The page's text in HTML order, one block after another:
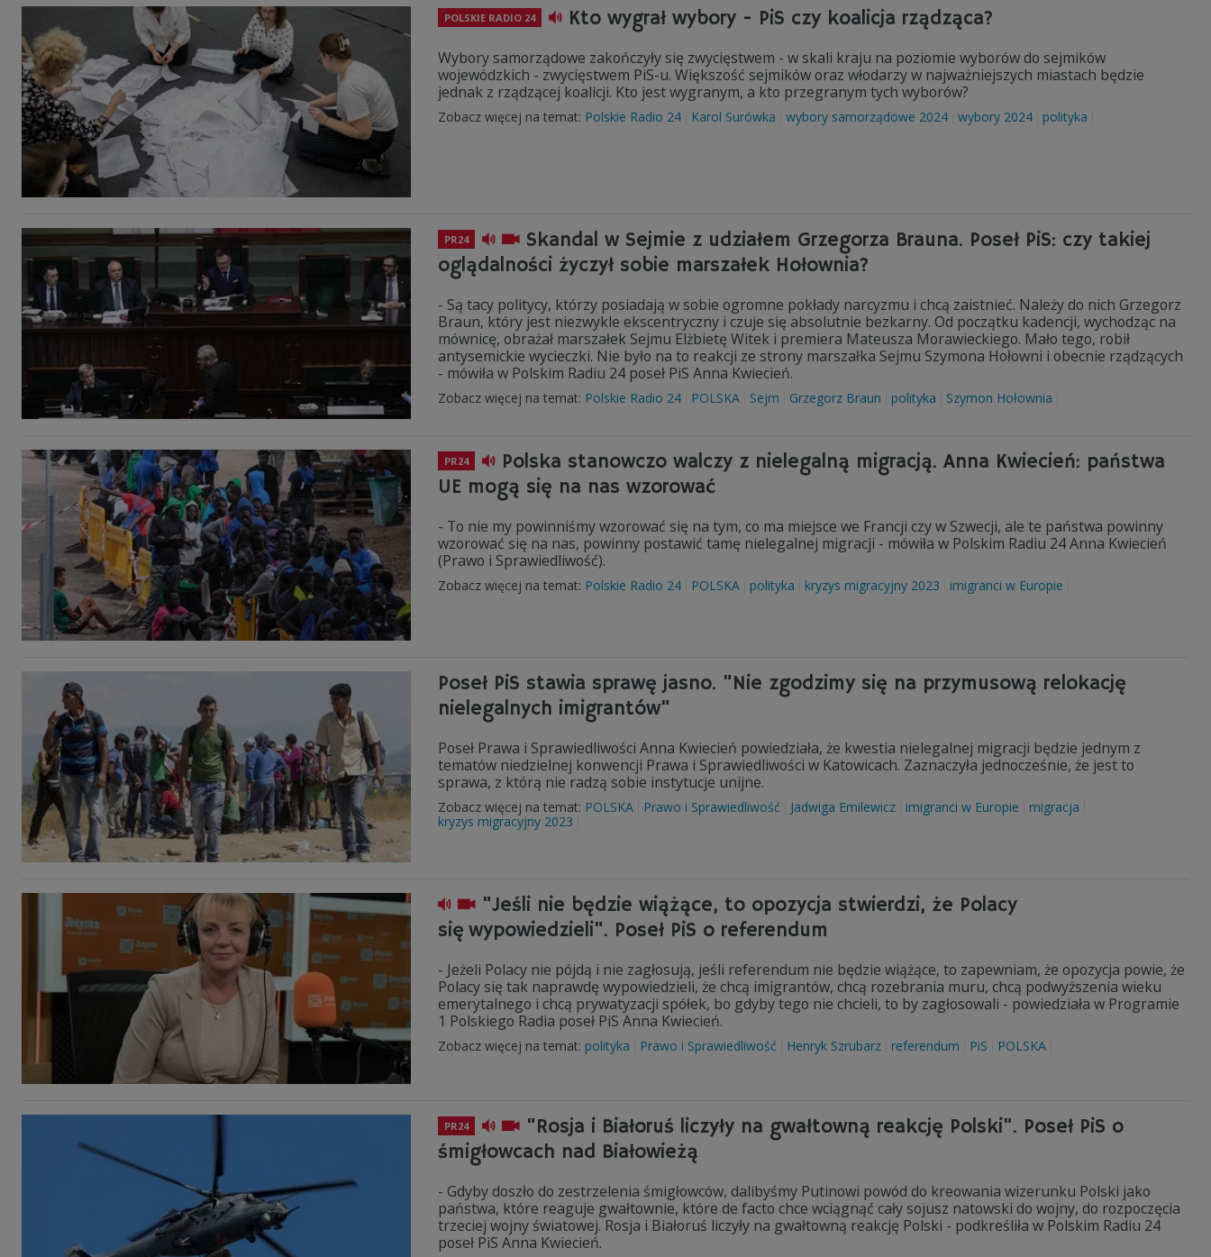
POLSKIE RADIO 24 Kto wygrał wybory - PiS czy koalicja rządząca?
Wybory samorządowe zakończyły się zwycięstwem - w skali kraju na poziomie wyborów do sejmików
wojewódzkich - zwycięstwem PiS-u. Większość sejmików oraz włodarzy w najważniejszych miastach będzie
jednak z rządzącej koalicji. Kto jest wygranym, a kto przegranym tych wyborów?
Zobacz więcej na temat: Polskie Radio 24 Karol Surówka wybory samorządowe 2024 wybory 2024 polityka
PR24
Skandal w Sejmie z udziałem Grzegorza Brauna. Poseł PiS: czy takiej
oglądalności życzył sobie marszałek Hołownia?
- Są tacy politycy, którzy posiadają w sobie ogromne pokłady narcyzmu i chcą zaistnieć. Należy do nich Grzegorz
Braun, który jest niezwykle ekscentryczny i czuje się absolutnie bezkarny. Od początku kadencji, wychodząc na
mównicę, obrażał marszałek Sejmu Elżbietę Witek i premiera Mateusza Morawieckiego. Mało tego, robił
antysemickie wycieczki. Nie było na to reakcji ze strony marszałka Sejmu Szymona Hołowni i obecnie rządzących
- mówiła w Polskim Radiu 24 poseł PiS Anna Kwiecień.
Zobacz więcej na temat: Polskie Radio 24 POLSKA Sejm Grzegorz Braun polityka Szymon Hołownia
PR24
Polska stanowczo walczy z nielegalną migracją. Anna Kwiecień: państwa
UE mogą się na nas wzorować
- To nie my powinniśmy wzorować się na tym, co ma miejsce we Francji czy w Szwecji, ale te państwa powinny
wzorować się na nas, powinny postawić tamę nielegalnej migracji - mówiła w Polskim Radiu 24 Anna Kwiecień
(Prawo i Sprawiedliwość).
Zobacz więcej na temat: Polskie Radio 24 POLSKA polityka kryzys migracyjny 2023 imigranci w Europie
Poseł PiS stawia sprawę jasno. "Nie zgodzimy się na przymusową relokację
nielegalnych imigrantów"
Poseł Prawa i Sprawiedliwości Anna Kwiecień powiedziała, że kwestia nielegalnej migracji będzie jednym z
tematów niedzielnej konwencji Prawa i Sprawiedliwości w Katowicach. Zaznaczyła jednocześnie, że jest to
sprawa, z którą nie radzą sobie instytucje unijne.
Zobacz więcej na temat: POLSKA Prawo i Sprawiedliwość Jadwiga Emilewicz imigranci w Europie
migracja
kryzys migracyjny 2023
"Jeśli nie będzie wiążące, to opozycja stwierdzi, że Polacy
się wypowiedzieli". Poseł PiS o referendum
- Jeżeli Polacy nie pójdą i nie zagłosują, jeśli referendum nie będzie wiążące, to zapewniam, że opozycja powie, że
Polacy się tak naprawdę wypowiedzieli, że chcą imigrantów, chcą rozebrania muru, chcą podwyższenia wieku
emerytalnego i chcą prywatyzacji spółek, bo gdyby tego nie chcieli, to by zagłosowali - powiedziała w Programie
1 Polskiego Radia poseł PiS Anna Kwiecień.
Zobacz więcej na temat: polityka Prawo i Sprawiedliwość Henryk Szrubarz referendum PiS POLSKA
PR24
"Rosja i Białoruś liczyły na gwałtowną reakcję Polski". Poseł PiS o
śmigłowcach nad Białowieżą
- Gdyby doszło do zestrzelenia śmigłowców, dalibyśmy Putinowi powód do kreowania wizerunku Polski jako
państwa, które reaguje gwałtownie, które de facto chce wciągnąć cały sojusz natowski do wojny, do rozpoczęcia
trzeciej wojny światowej. Rosja i Białoruś liczyły na gwałtowną reakcję Polski - podkreśliła w Polskim Radiu 24
poseł PiS Anna Kwiecień.